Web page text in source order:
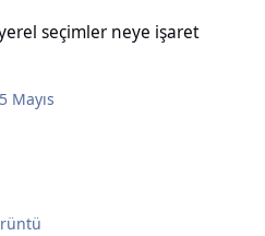
seçimler neye işaret
5 Mayıs